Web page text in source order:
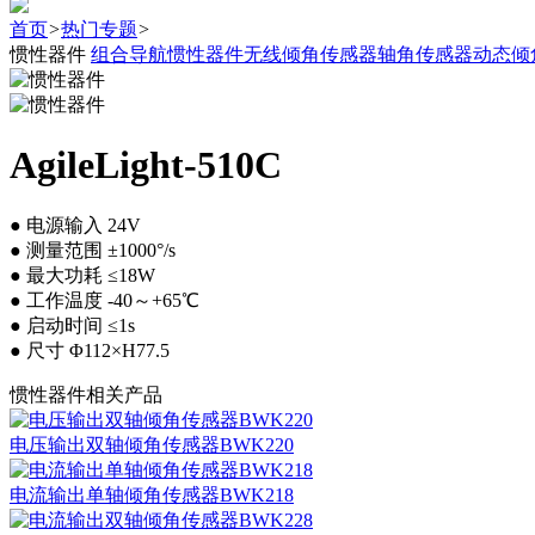
首页>热门专题>
惯性器件 组合导航惯性器件无线倾角传感器轴角传感器动态倾
AgileLight-510C
● 电源输入 24V
● 测量范围 ±1000°/s
● 最大功耗 ≤18W
● 工作温度 -40～+65℃
● 启动时间 ≤1s
● 尺寸 Φ112×H77.5
惯性器件相关产品
电压输出双轴倾角传感器BWK220
电流输出单轴倾角传感器BWK218